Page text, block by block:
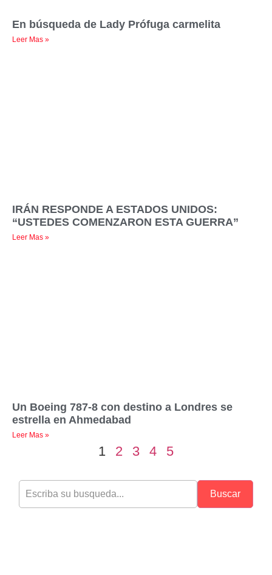
En búsqueda de Lady Prófuga carmelita
Leer Mas »
IRÁN RESPONDE A ESTADOS UNIDOS:
“USTEDES COMENZARON ESTA GUERRA”
Leer Mas »
Un Boeing 787-8 con destino a Londres se
estrella en Ahmedabad
Leer Mas »
1 2 3 4 5
Buscar